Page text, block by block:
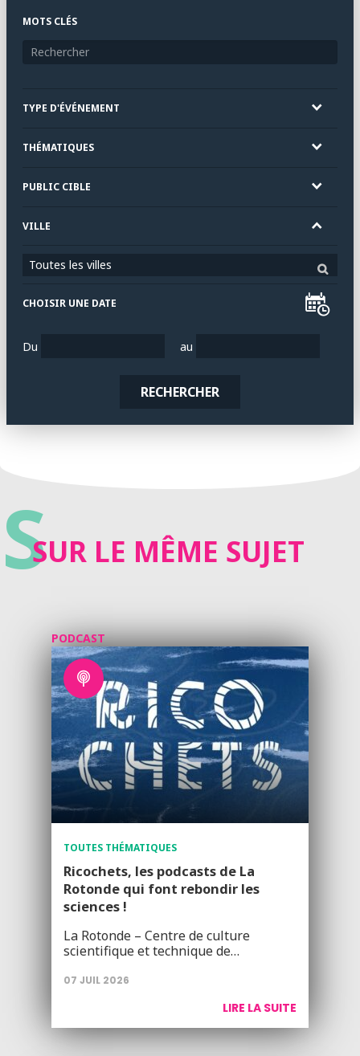
MOTS CLÉS
TYPE D'ÉVÉNEMENT
THÉMATIQUES
PUBLIC CIBLE
VILLE
Toutes les villes
CHOISIR UNE DATE
Du au
RECHERCHER
SSUR LE MÊME SUJET
PODCAST
TOUTES THÉMATIQUES
Ricochets, les podcasts de La
Rotonde qui font rebondir les
sciences !
La Rotonde – Centre de culture
scientifique et technique de…
07 JUIL 2026
LIRE LA SUITE